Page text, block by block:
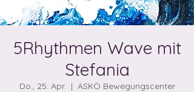
5Rhythmen Wave mit
Stefania
Do., 25. Apr.
  |
ASKÖ Bewegungscenter